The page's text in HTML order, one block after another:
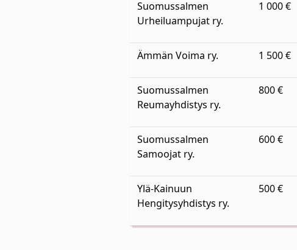
Suomussalmen
Urheiluampujat ry.
1 000 €
Ämmän Voima ry. 1 500 €
Suomussalmen
Reumayhdistys ry.
800 €
Suomussalmen
Samoojat ry.
600 €
Ylä-Kainuun
Hengitysyhdistys ry.
500 €